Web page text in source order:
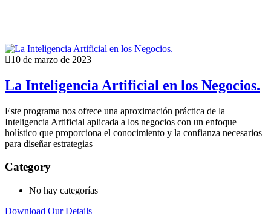
10 de marzo de 2023
La Inteligencia Artificial en los Negocios.
Este programa nos ofrece una aproximación práctica de la
Inteligencia Artificial aplicada a los negocios con un enfoque
holístico que proporciona el conocimiento y la confianza necesarios
para diseñar estrategias
Category
No hay categorías
Download Our Details